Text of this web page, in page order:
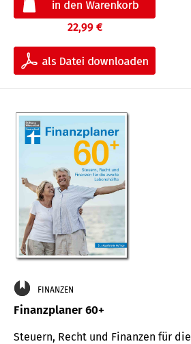
22,99 €
FINANZEN
Finanzplaner 60+
Steuern, Recht und Finanzen für